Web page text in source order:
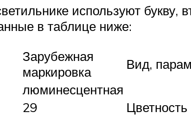
используют букву,
в таблице ниже:
Зарубежная
маркировка
Вид,
люминесцентная
29